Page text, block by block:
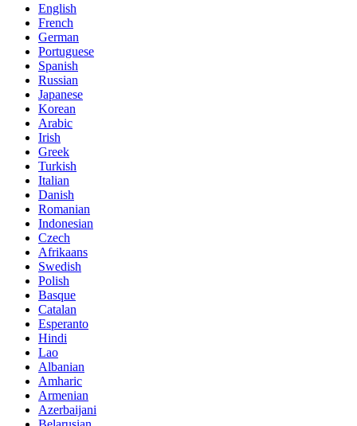
English
French
German
Portuguese
Spanish
Russian
Japanese
Korean
Arabic
Irish
Greek
Turkish
Italian
Danish
Romanian
Indonesian
Czech
Afrikaans
Swedish
Polish
Basque
Catalan
Esperanto
Hindi
Lao
Albanian
Amharic
Armenian
Azerbaijani